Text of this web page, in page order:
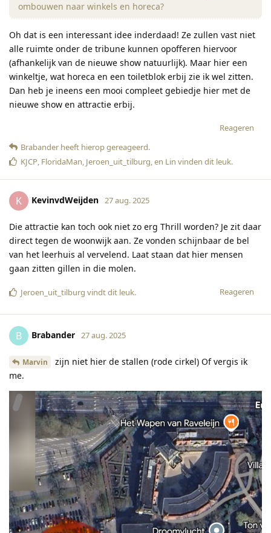
ombouwen naar winkels en horeca?
Oh dat is een interessant idee inderdaad! Ze zullen vast niet
alle ruimte onder de tribune kunnen opofferen hiervoor
(afhankelijk van de nieuwe show natuurlijk). Maar hier een
winkeltje, wat horeca en een toiletblok erbij zie ik wel zitten.
Dan heb je ineens een mooi compleet gebiedje hier met de
nieuwe show en attractie erbij.
Reageren
Brabander heeft hierop gereageerd.
KJCP, FloridaMan, Jeroen_uit_tilburg, en Lin vinden dit leuk.
K KevinvdWeijden 27 aug. 2025
Die attractie kan toch ook niet zo erg Thrill worden? Je zit daar
direct tegen de woonwijk aan. Ze vonden schijnbaar de bel
van het leerhuis al vervelend. Laat staan dat hier mensen
gaan zitten gillen in die molen.
Reageren
Jeroen_uit_tilburg vindt dit leuk.
B Brabander 27 aug. 2025
Marvin
zijn niet hier de stallen (rode cirkel) Of vergis ik
me.